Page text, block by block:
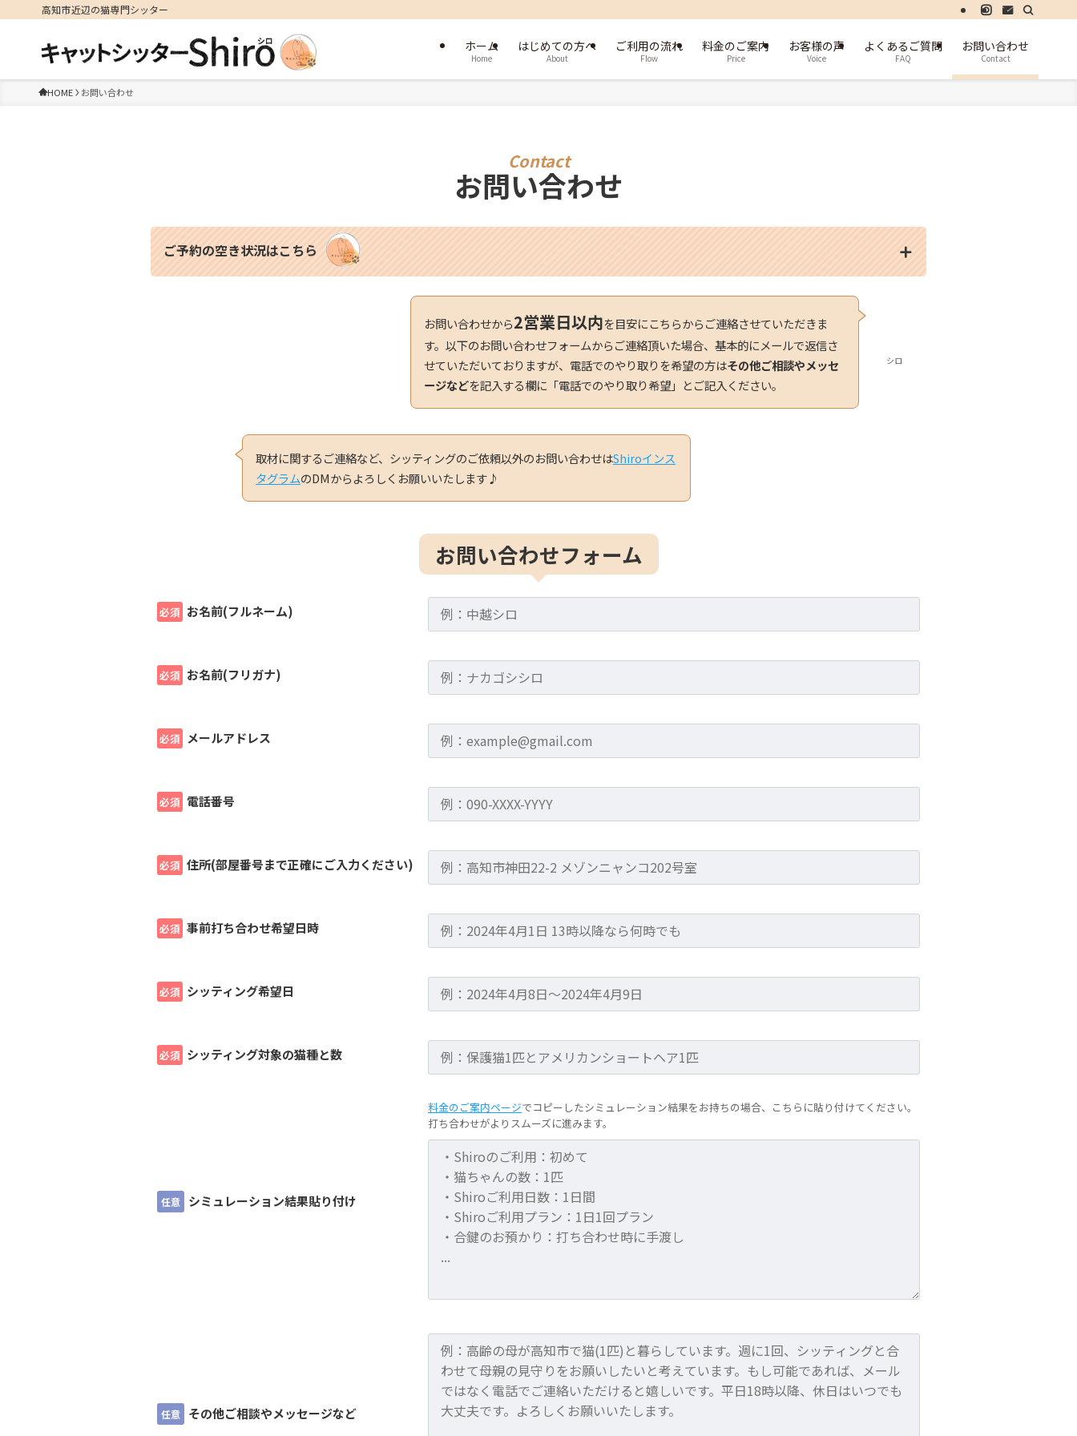
高知市近辺の猫専門シッター
ホーム
Home
はじめての方へ
About
ご利用の流れ
Flow
料金のご案内
Price
お客様の声
Voice
よくあるご質問
FAQ
お問い合わせ
Contact
HOME お問い合わせ
お問い合わせ
ご予約の空き状況はこちら
シロ
お問い合わせから2営業日以内を目安にこちらからご連絡させていただきま
す。以下のお問い合わせフォームからご連絡頂いた場合、基本的にメールで返信さ
せていただいておりますが、電話でのやり取りを希望の方はその他ご相談やメッセ
ージなどを記入する欄に「電話でのやり取り希望」とご記入ください。
取材に関するご連絡など、シッティングのご依頼以外のお問い合わせはShiroインス
タグラムのDMからよろしくお願いいたします♪
お問い合わせフォーム
必須 お名前(フルネーム)
必須 お名前(フリガナ)
必須 メールアドレス
必須 電話番号
必須 住所(部屋番号まで正確にご入力ください)
必須 事前打ち合わせ希望日時
必須 シッティング希望日
必須 シッティング対象の猫種と数
任意 シミュレーション結果貼り付け
料金のご案内ページでコピーしたシミュレーション結果をお持ちの場合、こちらに貼り付けてください。
打ち合わせがよりスムーズに進みます。
任意 その他ご相談やメッセージなど